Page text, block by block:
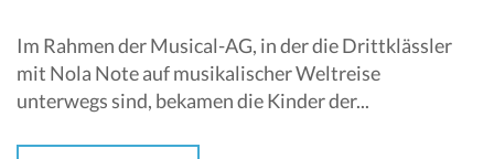
Im Rahmen der Musical-AG, in der die Drittklässler
mit Nola Note auf musikalischer Weltreise
unterwegs sind, bekamen die Kinder der...